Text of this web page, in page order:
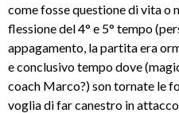
come fosse questione di vita o
flessione del 4° e 5° tempo
appagamento, la partita era
e conclusivo tempo dove
coach Marco?) son tornate le
voglia di far canestro in